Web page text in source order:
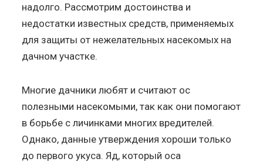
надолго. Рассмотрим достоинства и
недостатки известных средств, применяемых
для защиты от нежелательных насекомых на
дачном участке.
Многие дачники любят и считают ос
полезными насекомыми, так как они помогают
в борьбе с личинками многих вредителей.
Однако, данные утверждения хороши только
до первого укуса. Яд, который оса